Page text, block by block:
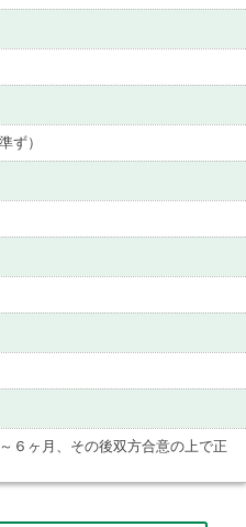
ず）
６ヶ月、その後双方合意の上で正